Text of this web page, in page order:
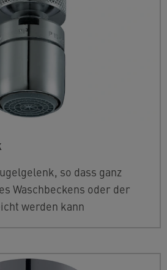
so dass ganz
Waschbeckens oder der
werden kann